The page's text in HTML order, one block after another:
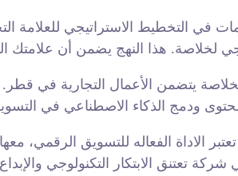
في التخطيط الاستراتيجي للعلامة
يتضمن الأعمال التجارية في قطر.
تعتنق الابتكار التكنولوجي